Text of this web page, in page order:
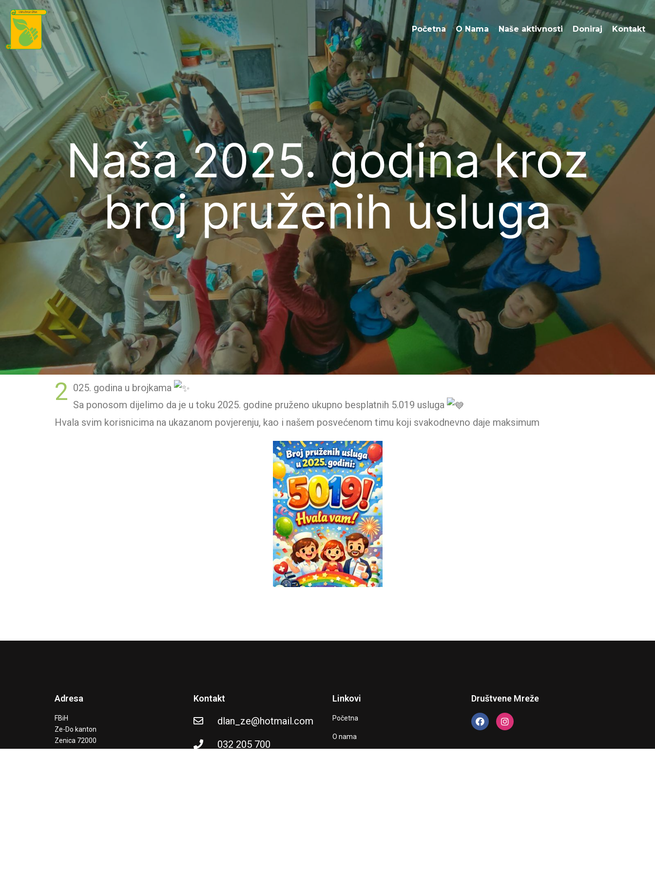
Početna O Nama Naše aktivnosti Doniraj
Kontakt
Početna
O Nama Naše aktivnosti Doniraj Kontakt
Naša 2025. godina kroz
broj pruženih usluga
2 025. godina u brojkama
Sa ponosom dijelimo da je u toku 2025. godine pruženo ukupno besplatnih 5.019 usluga
Hvala svim korisnicima na ukazanom povjerenju, kao i našem posvećenom timu koji svakodnevno daje maksimum
Adresa
FBiH
Ze-Do kanton
Zenica 72000
Kontakt
dlan_ze@hotmail.com
032 205 700
Linkovi
Početna
O nama
Društvene Mreže